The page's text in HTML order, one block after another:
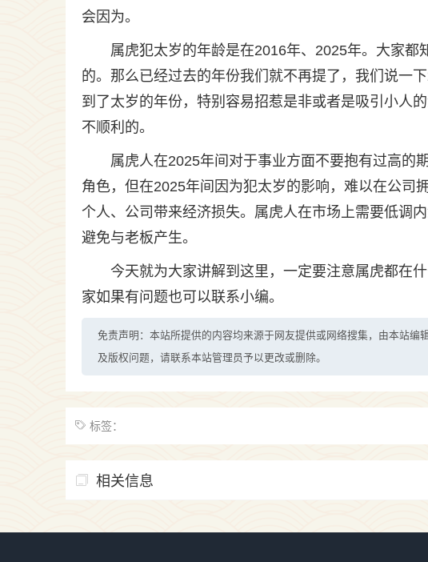
会因为。
属虎犯太岁的年龄是在2016年、2025年。大家
的。那么已经过去的年份我们就不再提了，我们说一
到了太岁的年份，特别容易招惹是非或者是吸引小人
不顺利的。
属虎人在2025年间对于事业方面不要抱有过高的
角色，但在2025年间因为犯太岁的影响，难以在公司
个人、公司带来经济损失。属虎人在市场上需要低调
避免与老板产生。
今天就为大家讲解到这里，一定要注意属虎都在
家如果有问题也可以联系小编。
免责声明：本站所提供的内容均来源于网友提供或网络搜集，由本站
及版权问题，请联系本站管理员予以更改或删除。
标签：
相关信息